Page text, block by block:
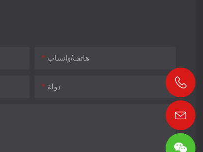
هاتف/واتساب
دولة